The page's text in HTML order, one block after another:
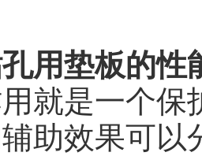
用垫板的性
就是一个保
助效果可以